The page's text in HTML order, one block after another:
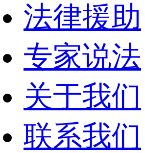
法律援助
专家说法
关于我们
联系我们